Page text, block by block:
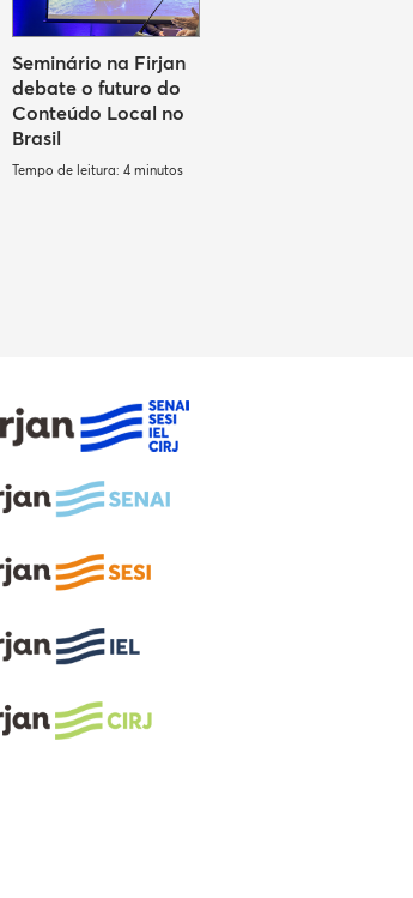
Seminário na Firjan
debate o futuro do
Conteúdo Local no
Brasil
Tempo de leitura: 4 minutos